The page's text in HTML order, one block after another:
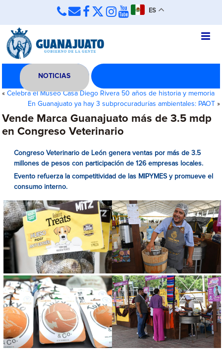
ES
NOTICIAS
«Celebra el Museo Casa Diego Rivera 50 años de historia y memoria
En Guanajuato ya hay 3 subprocuradurías ambientales: PAOT
»
Vende Marca Guanajuato más de 3.5 mdp
en Congreso Veterinario
Congreso Veterinario de León genera ventas por más de 3.5
millones de pesos con participación de 126 empresas locales.
Evento refuerza la competitividad de las MIPYMES y promueve el
consumo interno.